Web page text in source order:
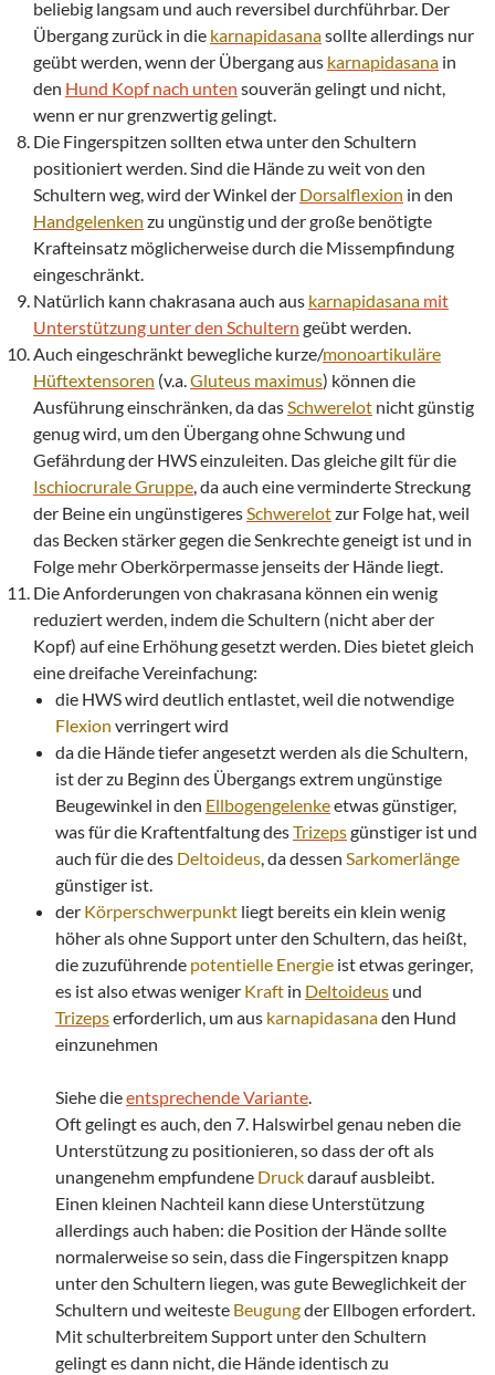
beliebig langsam und auch reversibel durchführbar. Der
Übergang zurück in die karnapidasanasollte allerdings nur
geübt werden, wenn der Übergang aus karnapidasana in
den Hund Kopf nach unten souverän gelingt und nicht,
wenn er nur grenzwertig gelingt.
Die Fingerspitzen sollten etwa unter den Schultern
positioniert werden. Sind die Hände zu weit von den
Schultern weg, wird der Winkel der Dorsalflexion in den
Handgelenken zu ungünstig und der große benötigte
Krafteinsatz möglicherweise durch die Missempfindung
eingeschränkt.
Natürlich kann chakrasana auch aus karnapidasana mit
Unterstützung unter den Schultern geübt werden.
Auch eingeschränkt bewegliche kurze/monoartikuläre
Hüftextensoren (v.a.Gluteus maximus) können die
Ausführung einschränken, da dasSchwerelot nicht günstig
genug wird, um den Übergang ohne Schwung und
Gefährdung der HWS einzuleiten. Das gleiche gilt für die
Ischiocrurale Gruppe, da auch eine verminderte Streckung
der Beine ein ungünstigeresSchwerelotzur Folge hat, weil
das Becken stärker gegen die Senkrechte geneigt ist und in
Folge mehr Oberkörpermasse jenseits der Hände liegt.
Die Anforderungen von chakrasana können ein wenig
reduziert werden, indem die Schultern (nicht aber der
Kopf) auf eine Erhöhung gesetzt werden. Dies bietet gleich
eine dreifache Vereinfachung:
die HWS wird deutlich entlastet, weil die notwendige
Flexion verringert wird
da die Hände tiefer angesetzt werden als die Schultern,
ist der zu Beginn des Übergangs extrem ungünstige
Beugewinkel in den Ellbogengelenkeetwas günstiger,
was für die Kraftentfaltung desTrizepsgünstiger ist und
auch für die des Deltoideus, da dessen Sarkomerlänge
günstiger ist.
der Körperschwerpunkt liegt bereits ein klein wenig
höher als ohne Support unter den Schultern, das heißt,
die zuzuführende potentielle Energie ist etwas geringer,
es ist also etwas weniger Kraft in Deltoideus und
Trizepserforderlich, um aus karnapidasanaden Hund
einzunehmen
Siehe dieentsprechende Variante.
Oft gelingt es auch, den 7. Halswirbel genau neben die
Unterstützung zu positionieren, so dass der oft als
unangenehm empfundene Druckdarauf ausbleibt.
Einen kleinen Nachteil kann diese Unterstützung
allerdings auch haben: die Position der Hände sollte
normalerweise so sein, dass die Fingerspitzen knapp
unter den Schultern liegen, was gute Beweglichkeit der
Schultern und weiteste Beugungder Ellbogen erfordert.
Mit schulterbreitem Support unter den Schultern
gelingt es dann nicht, die Hände identisch zu